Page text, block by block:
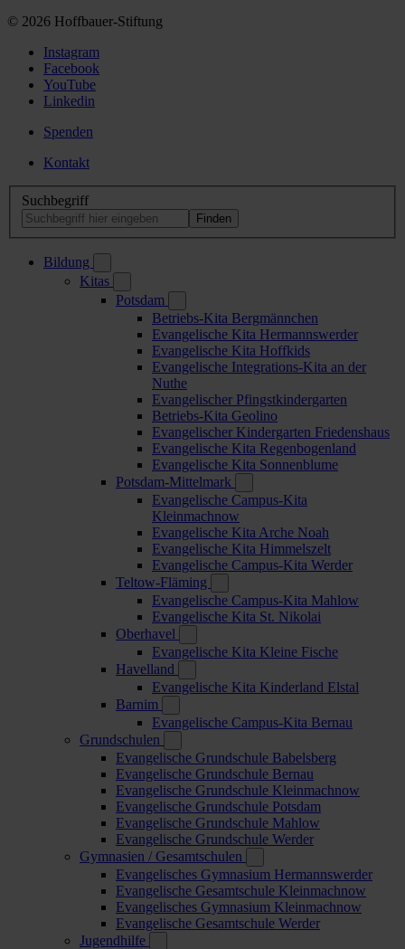
© 2026 Hoffbauer-Stiftung
Instagram
Facebook
YouTube
Linkedin
Spenden
Kontakt
Suchbegriff
Bildung
Kitas
Potsdam
Betriebs-Kita Bergmännchen
Evangelische Kita Hermannswerder
Evangelische Kita Hoffkids
Evangelische Integrations-Kita an der
Nuthe
Evangelischer Pfingstkindergarten
Betriebs-Kita Geolino
Evangelischer Kindergarten Friedenshaus
Evangelische Kita Regenbogenland
Evangelische Kita Sonnenblume
Potsdam-Mittelmark
Evangelische Campus-Kita
Kleinmachnow
Evangelische Kita Arche Noah
Evangelische Kita Himmelszelt
Evangelische Campus-Kita Werder
Teltow-Fläming
Evangelische Campus-Kita Mahlow
Evangelische Kita St. Nikolai
Oberhavel
Evangelische Kita Kleine Fische
Havelland
Evangelische Kita Kinderland Elstal
Barnim
Evangelische Campus-Kita Bernau
Grundschulen
Evangelische Grundschule Babelsberg
Evangelische Grundschule Bernau
Evangelische Grundschule Kleinmachnow
Evangelische Grundschule Potsdam
Evangelische Grundschule Mahlow
Evangelische Grundschule Werder
Gymnasien / Gesamtschulen
Evangelisches Gymnasium Hermannswerder
Evangelische Gesamtschule Kleinmachnow
Evangelisches Gymnasium Kleinmachnow
Evangelische Gesamtschule Werder
Jugendhilfe